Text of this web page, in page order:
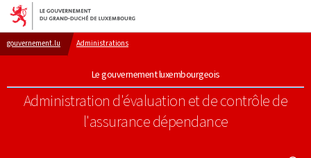
Aller au menu principal
Aller au contenu
gouvernement.lu Administrations
Le gouvernement luxembourgeois
Administration d'évaluation et de contrôle de
l'assurance dépendance